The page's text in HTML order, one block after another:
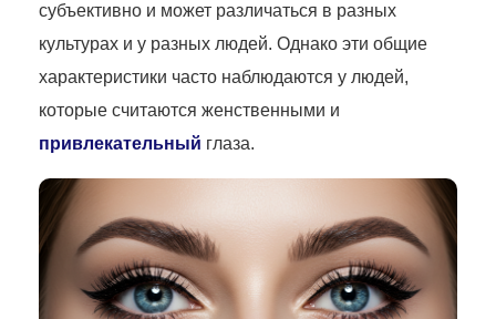
субъективно и может различаться в разных
культурах и у разных людей. Однако эти общие
характеристики часто наблюдаются у людей,
которые считаются женственными и
привлекательный глаза.